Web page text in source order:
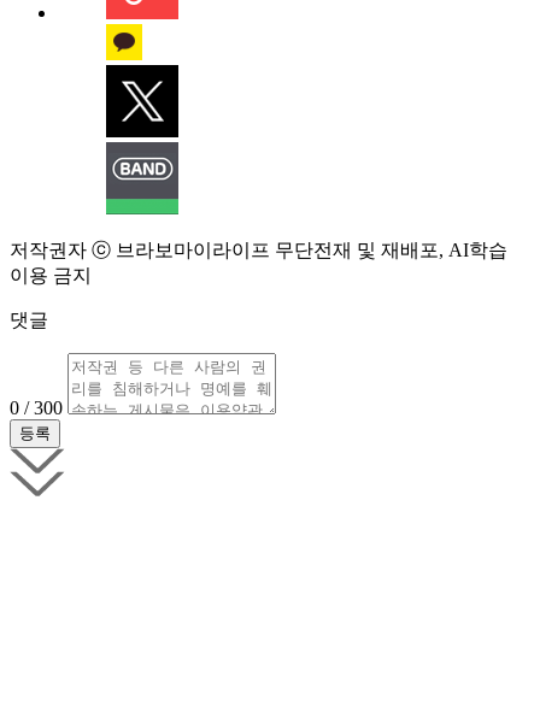
저작권자 ⓒ 브라보마이라이프 무단전재 및 재배포, AI학습
이용 금지
댓글
0 / 300